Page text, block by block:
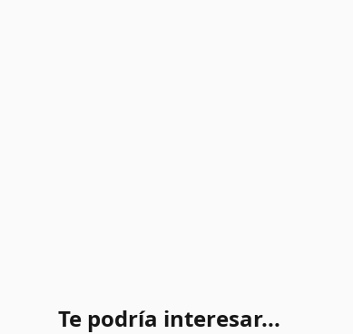
Te podría interesar...